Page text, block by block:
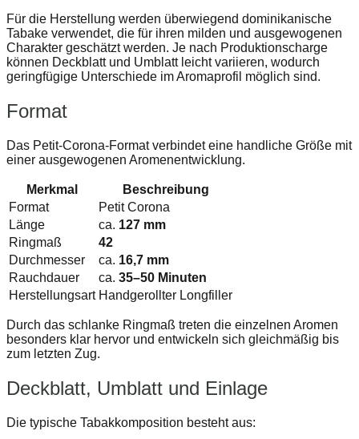
Für die Herstellung werden überwiegend dominikanische
Tabake verwendet, die für ihren milden und ausgewogenen
Charakter geschätzt werden. Je nach Produktionscharge
können Deckblatt und Umblatt leicht variieren, wodurch
geringfügige Unterschiede im Aromaprofil möglich sind.
Format
Das Petit-Corona-Format verbindet eine handliche Größe mit
einer ausgewogenen Aromenentwicklung.
Merkmal
Beschreibung
Format
Petit Corona
Länge
ca. 127 mm
Ringmaß
42
Durchmesser
ca. 16,7 mm
Rauchdauer
ca. 35–50 Minuten
Herstellungsart Handgerollter Longfiller
Durch das schlanke Ringmaß treten die einzelnen Aromen
besonders klar hervor und entwickeln sich gleichmäßig bis
zum letzten Zug.
Deckblatt, Umblatt und Einlage
Die typische Tabakkomposition besteht aus: